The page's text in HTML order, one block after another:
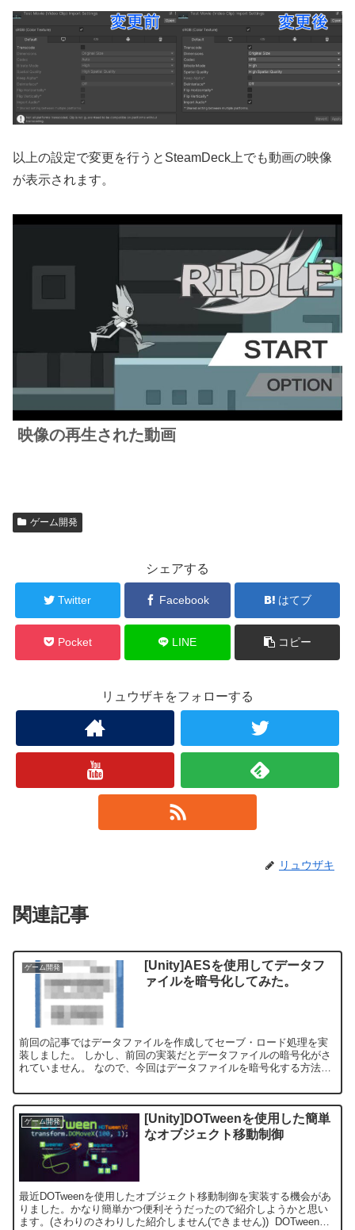
以上の設定で変更を行うとSteamDeck上でも動画の映像
が表示されます。
映像の再生された動画
ゲーム開発
シェアする
Twitter Facebook はてブ
Pocket LINE コピー
リュウザキをフォローする
リュウザキ
関連記事
ゲーム開発
[Unity]AESを使用してデータフ
ァイルを暗号化してみた。
前回の記事ではデータファイルを作成してセーブ・ロード処理を実
装しました。 しかし、前回の実装だとデータファイルの暗号化がさ
れていません。 なので、今回はデータファイルを暗号化する方法を
ゲーム開発
[Unity]DOTweenを使用した簡単
なオブジェクト移動制御
最近DOTweenを使用したオブジェクト移動制御を実装する機会があ
りました。かなり簡単かつ便利そうだったので紹介しようかと思い
ます。(さわりのさわりした紹介しません(できません)) DOTweenの